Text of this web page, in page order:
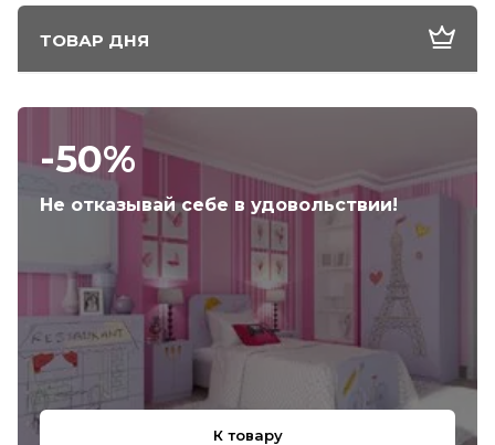
ТОВАР ДНЯ
-50%
Не отказывай себе в удовольствии!
К товару